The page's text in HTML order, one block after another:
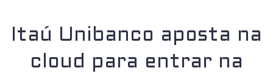
Itaú Unibanco aposta na
cloud para entrar na